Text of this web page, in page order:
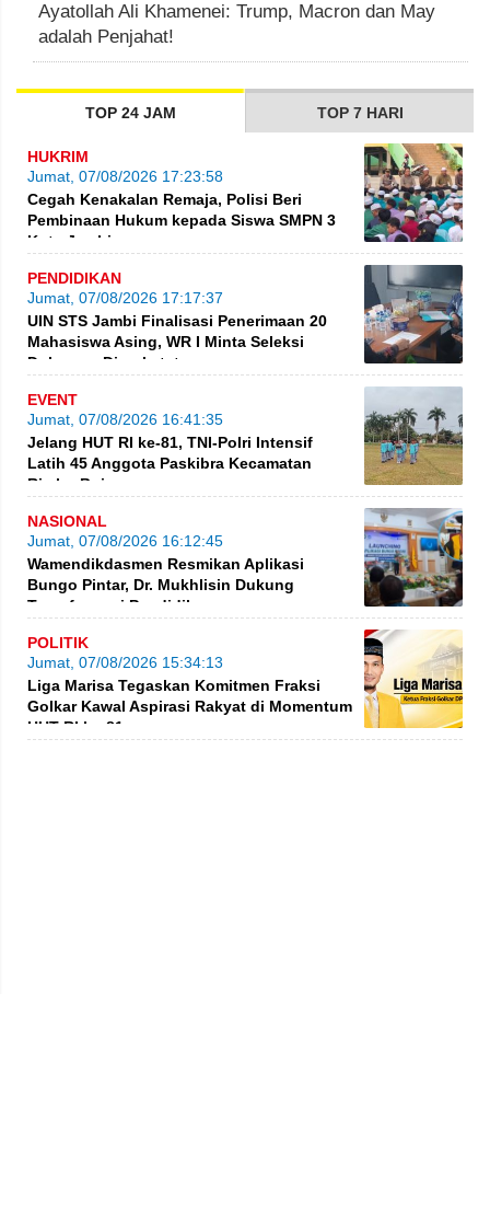
Ayatollah Ali Khamenei: Trump, Macron dan May
adalah Penjahat!
TOP 24 JAM TOP 7 HARI
HUKRIM
Jumat, 07/08/2026 17:23:58
Cegah Kenakalan Remaja, Polisi Beri
Pembinaan Hukum kepada Siswa SMPN 3
Kota Jambi
PENDIDIKAN
Jumat, 07/08/2026 17:17:37
UIN STS Jambi Finalisasi Penerimaan 20
Mahasiswa Asing, WR I Minta Seleksi
Dokumen Diperketat
EVENT
Jumat, 07/08/2026 16:41:35
Jelang HUT RI ke-81, TNI-Polri Intensif
Latih 45 Anggota Paskibra Kecamatan
Rimbo Bujang
NASIONAL
Jumat, 07/08/2026 16:12:45
Wamendikdasmen Resmikan Aplikasi
Bungo Pintar, Dr. Mukhlisin Dukung
Transformasi Pendidikan
POLITIK
Jumat, 07/08/2026 15:34:13
Liga Marisa Tegaskan Komitmen Fraksi
Golkar Kawal Aspirasi Rakyat di Momentum
HUT RI ke-81